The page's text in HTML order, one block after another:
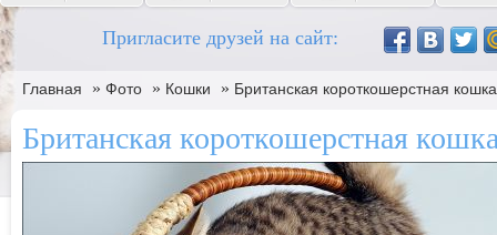
Пригласите друзей на сайт:
Главная » Фото » Кошки » Британская короткошерстная
Британская короткошерстная